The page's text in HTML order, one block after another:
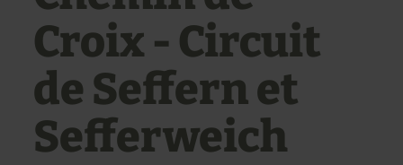
Croix - Circuit
de Seffern et
Sefferweich